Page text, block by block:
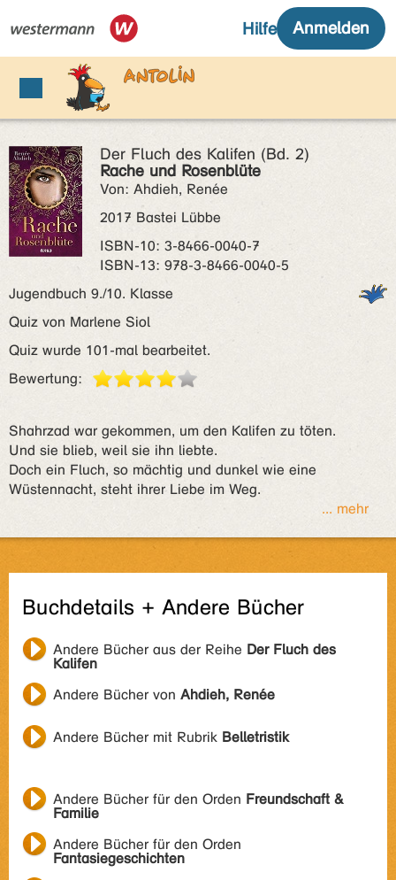
Der Fluch des Kalifen (Bd. 2)
Rache und Rosenblüte
Von: Ahdieh, Renée
2017 Bastei Lübbe
ISBN‑10: 3-8466-0040-7
ISBN‑13: 978-3-8466-0040-5
Jugendbuch 9./10. Klasse
Quiz von Marlene Siol
Quiz wurde 101-mal bearbeitet.
Bewertung:
Shahrzad war gekommen, um den Kalifen zu töten.
Und sie blieb, weil sie ihn liebte.
Doch ein Fluch, so mächtig und dunkel wie eine
Wüstennacht, steht ihrer Liebe im Weg.
... mehr
Buchdetails + Andere Bücher
Andere Bücher aus der Reihe Der Fluch des
Kalifen
Andere Bücher von Ahdieh, Renée
Andere Bücher mit Rubrik Belletristik
Andere Bücher für den Orden Freundschaft &
Familie
Andere Bücher für den Orden
Fantasiegeschichten